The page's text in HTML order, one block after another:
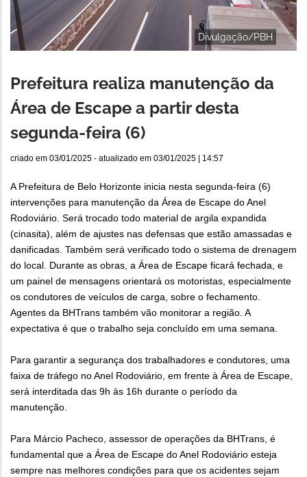
Divulgação/PBH
Prefeitura realiza manutenção da
Área de Escape a partir desta
segunda-feira (6)
criado em 03/01/2025 - atualizado em 03/01/2025 | 14:57
A Prefeitura de Belo Horizonte inicia nesta segunda-feira (6)
intervenções para manutenção da Área de Escape do Anel
Rodoviário. Será trocado todo material de argila expandida
(cinasita), além de ajustes nas defensas que estão amassadas e
danificadas. Também será verificado todo o sistema de drenagem
do local. Durante as obras, a Área de Escape ficará fechada, e
um painel de mensagens orientará os motoristas, especialmente
os condutores de veículos de carga, sobre o fechamento.
Agentes da BHTrans também vão monitorar a região. A
expectativa é que o trabalho seja concluído em uma semana.
Para garantir a segurança dos trabalhadores e condutores, uma
faixa de tráfego no Anel Rodoviário, em frente à Área de Escape,
será interditada das 9h às 16h durante o período da
manutenção.
Para Márcio Pacheco, assessor de operações da BHTrans, é
fundamental que a Área de Escape do Anel Rodoviário esteja
sempre nas melhores condições para que os acidentes sejam